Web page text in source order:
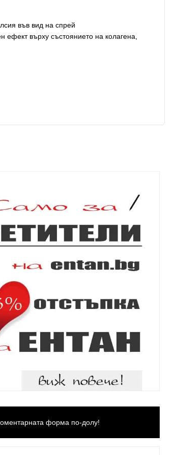
във вид на спрей
ефект върху състоянието на колагена,
форма по-долу!